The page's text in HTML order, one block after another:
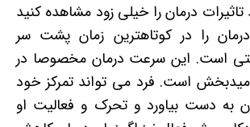
تاثیرات درمان را خیلی زود مشاهده کنید
درمان را در کوتاهترین زمان پشت سر
است. این سرعت درمان مخصوصا در
امیدبخش است. فرد می تواند تمرکز خود
به دست بیاورد و تحرک و فعالیت او